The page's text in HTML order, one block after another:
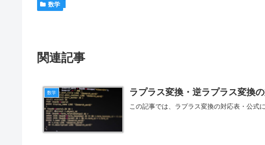
数学
関連記事
数学 ラプラス変換・逆ラプラス変換
この記事では、ラプラス変換の対応表・公式